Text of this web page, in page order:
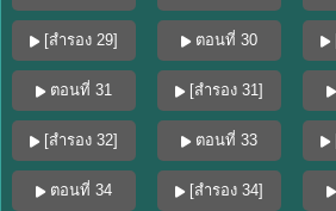
[สำรอง 29] ตอนที่ 30
ตอนที่ 31 [สำรอง 31]
[สำรอง 32] ตอนที่ 33
ตอนที่ 34 [สำรอง 34]